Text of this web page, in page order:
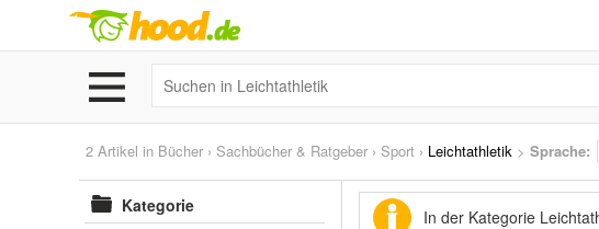
2 Artikel in Bücher › Sachbücher & Ratgeber › Sport › Leichtathletik > Sprache:
Kategorie
In der Kategorie